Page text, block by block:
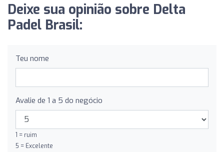
Deixe sua opinião sobre Delta
Padel Brasil:
Teu nome
Avalie de 1 a 5 do negócio
1 = ruim
5 = Excelente